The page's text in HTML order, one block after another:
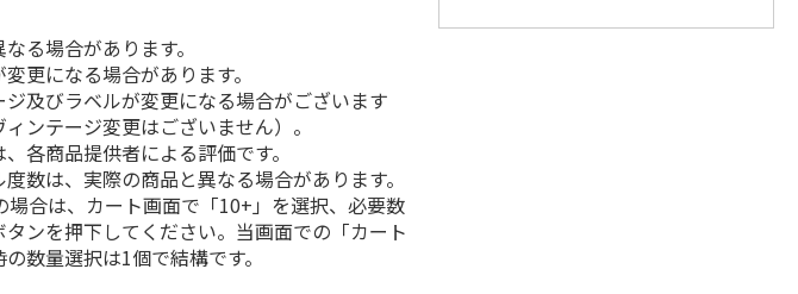
る場合があります。
更になる場合があります。
及びラベルが変更になる場合がございます
ィンテージ変更はございません）。
各商品提供者による評価です。
数は、実際の商品と異なる場合があります。
合は、カート画面で「10+」を選択、必要数
ンを押下してください。当画面での「カート
数量選択は1個で結構です。